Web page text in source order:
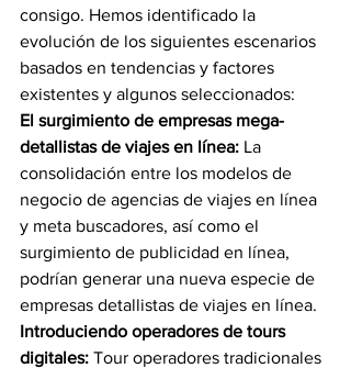
consigo. Hemos identificado la
evolución de los siguientes escenarios
basados en tendencias y factores
existentes y algunos seleccionados:
El surgimiento de empresas mega-
detallistas de viajes en línea: La
consolidación entre los modelos de
negocio de agencias de viajes en línea
y meta buscadores, así como el
surgimiento de publicidad en línea,
podrían generar una nueva especie de
empresas detallistas de viajes en línea.
Introduciendo operadores de tours
digitales: Tour operadores tradicionales